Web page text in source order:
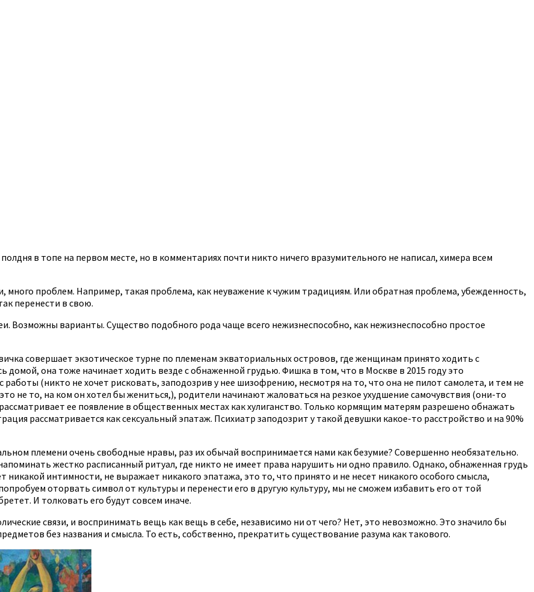
в топе на первом месте, но в комментариях почти никто ничего вразумительного не написал, химера всем
много проблем. Например, такая проблема, как неуважение к чужим традициям. Или обратная проблема, убежденность,
перенести в свою.
Возможны варианты. Существо подобного рода чаще всего нежизнеспособно, как нежизнеспособно простое
совершает экзотическое турне по племенам экваториальных островов, где женщинам принято ходить с
домой, она тоже начинает ходить везде с обнаженной грудью. Фишка в том, что в Москве в 2015 году это
работы (никто не хочет рисковать, заподозрив у нее шизофрению, несмотря на то, что она не пилот самолета, и тем не
не то, на ком он хотел бы жениться,), родители начинают жаловаться на резкое ухудшение самочувствия (они-то
ее появление в общественных местах как хулиганство. Только кормящим матерям разрешено обнажать
рассматривается как сексуальный эпатаж. Психиатр заподозрит у такой девушки какое-то расстройство и на 90%
племени очень свободные нравы, раз их обычай воспринимается нами как безумие? Совершенно необязательно.
жестко расписанный ритуал, где никто не имеет права нарушить ни одно правило. Однако, обнаженная грудь
никакой интимности, не выражает никакого эпатажа, это то, что принято и не несет никакого особого смысла,
оторвать символ от культуры и перенести его в другую культуру, мы не сможем избавить его от той
И толковать его будут совсем иначе.
связи, и воспринимать вещь как вещь в себе, независимо ни от чего? Нет, это невозможно. Это значило бы
без названия и смысла. То есть, собственно, прекратить существование разума как такового.